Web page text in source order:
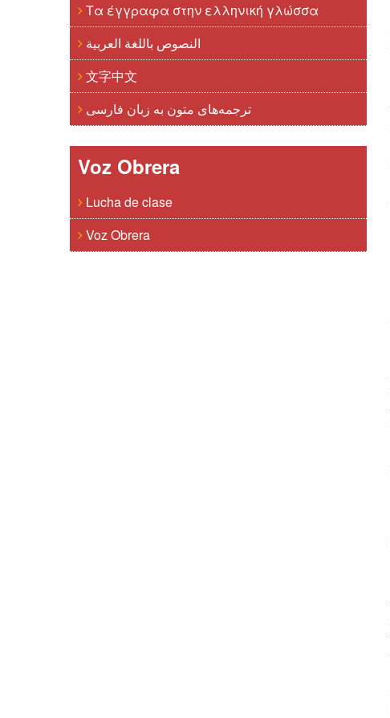
Τα έγγραφα στην ελληνική γλώσσα
النصوص باللغة العربية
文字中文
ترجمه‌های متون به زبان فارسی
Voz Obrera
Lucha de clase
Voz Obrera